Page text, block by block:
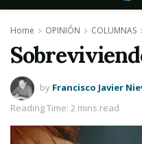
Home OPINIÓN COLUMNAS
by Francisco Javier
Reading Time: 2 mins read